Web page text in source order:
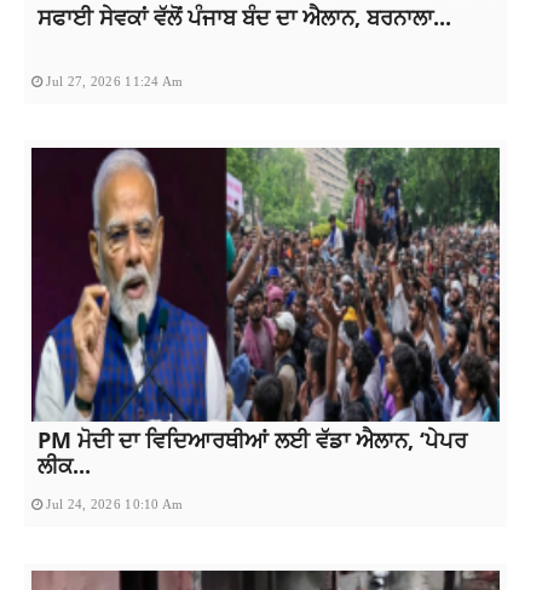
ਸਫਾਈ ਸੇਵਕਾਂ ਵੱਲੋਂ ਪੰਜਾਬ ਬੰਦ ਦਾ ਐਲਾਨ, ਬਰਨਾਲਾ...
Jul 27, 2026 11:24 Am
PM ਮੋਦੀ ਦਾ ਵਿਦਿਆਰਥੀਆਂ ਲਈ ਵੱਡਾ ਐਲਾਨ, ‘ਪੇਪਰ
ਲੀਕ...
Jul 24, 2026 10:10 Am